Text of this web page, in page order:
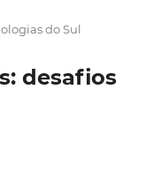
do Sul
desafios